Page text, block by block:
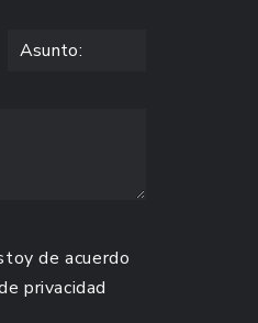
de acuerdo
privacidad